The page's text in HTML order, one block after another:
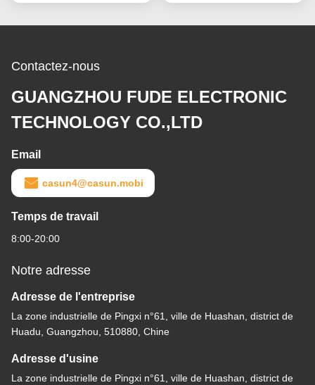
par ordinateur
Contactez-nous
GUANGZHOU FUDE ELECTRONIC
TECHNOLOGY CO.,LTD
Email
casun4@casun.mobi
Temps de travail
8:00-20:00
Notre adresse
Adresse de l'entreprise
La zone industrielle de Pingxi n°61, ville de Huashan, district de
Huadu, Guangzhou, 510880, Chine
Adresse d'usine
La zone industrielle de Pingxi n°61, ville de Huashan, district de